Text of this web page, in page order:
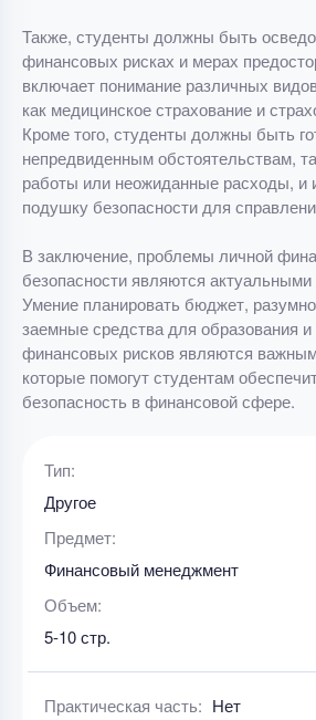
Также, студенты должны быть
финансовых рисках и мерах
включает понимание различных
как медицинское страхование и
Кроме того, студенты должны быть
непредвиденным обстоятельствам,
работы или неожиданные расходы, и
подушку безопасности для
В заключение, проблемы личной
безопасности являются
Умение планировать бюджет,
заемные средства для образования
финансовых рисков являются
которые помогут студентам
безопасность в финансовой сфере.
Тип:
Другое
Предмет:
Финансовый менеджмент
Объем:
5-10 стр.
Практическая часть: Нет